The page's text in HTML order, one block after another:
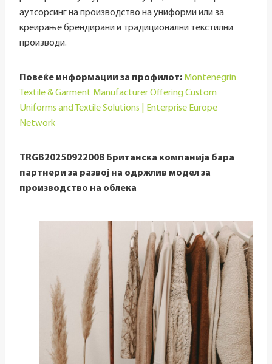
аутсорсинг на производство на униформи или за
креирање брендирани и традиционални текстилни
производи.
Повеќе информации за профилот: Montenegrin
Textile & Garment Manufacturer Offering Custom
Uniforms and Textile Solutions | Enterprise Europe
Network
TRGB20250922008 Британска компанија бара
партнери за развој на одржлив модел за
производство на облека